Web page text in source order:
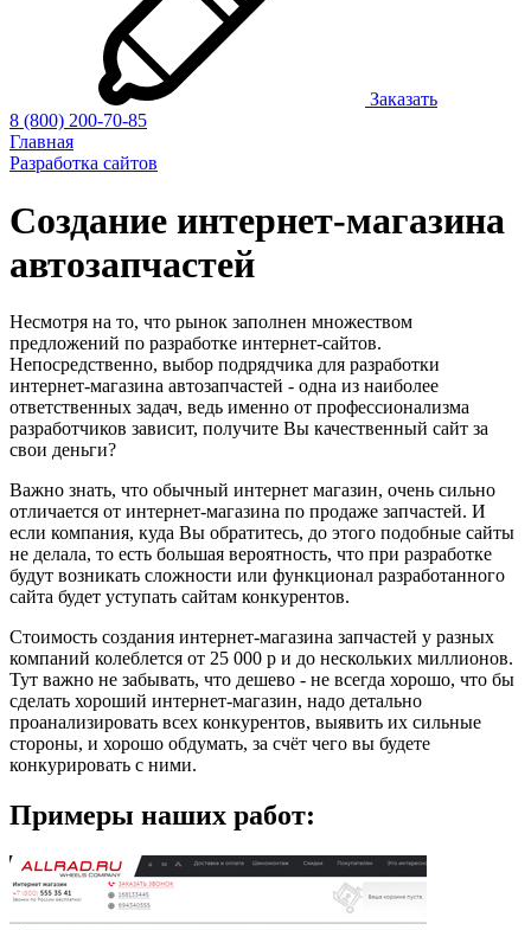
Заказать
8 (800) 200-70-85
Главная
Разработка сайтов
Создание интернет-магазина
автозапчастей
Несмотря на то, что рынок заполнен множеством
предложений по разработке интернет-сайтов.
Непосредственно, выбор подрядчика для разработки
интернет-магазина автозапчастей - одна из наиболее
ответственных задач, ведь именно от профессионализма
разработчиков зависит, получите Вы качественный сайт за
свои деньги?
Важно знать, что обычный интернет магазин, очень сильно
отличается от интернет-магазина по продаже запчастей. И
если компания, куда Вы обратитесь, до этого подобные сайты
не делала, то есть большая вероятность, что при разработке
будут возникать сложности или функционал разработанного
сайта будет уступать сайтам конкурентов.
Стоимость создания интернет-магазина запчастей у разных
компаний колеблется от 25 000 р и до нескольких миллионов.
Тут важно не забывать, что дешево - не всегда хорошо, что бы
сделать хороший интернет-магазин, надо детально
проанализировать всех конкурентов, выявить их сильные
стороны, и хорошо обдумать, за счёт чего вы будете
конкурировать с ними.
Примеры наших работ: